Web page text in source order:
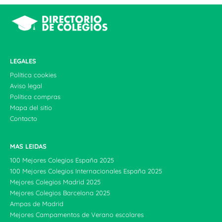
LEGALES
Política cookies
Aviso legal
Política compras
Mapa del sitio
Contacto
MAS LEIDAS
100 Mejores Colegios España 2025
100 Mejores Colegios Internacionales España 2025
Mejores Colegios Madrid 2025
Mejores Colegios Barcelona 2025
Ampas de Madrid
Mejores Campamentos de Verano escolares